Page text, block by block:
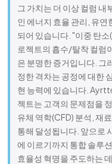
그 가치는 더 이상 컬럼
인 에너지 효율 관리, 유
되어 있습니다. "이중 탄
로젝트의 흡수/탈착 컬럼
은 분명한 증거입니다. 그
정한 격차는 공정에 대한
현 능력에 있습니다.
젝트는 고객의 문제점을
유체 역학(CFD) 분석, 재
통해 달성됩니다. 앞으로
에 이르기까지 통합 솔루
효율성 혁명을 주도하는